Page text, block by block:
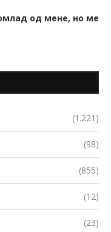
од мене, но ме
(1.221)
(98)
(855)
(12)
(23)